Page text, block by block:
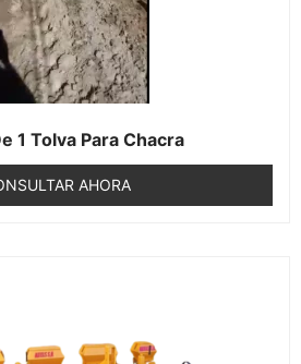
1 Tolva Para Chacra
AHORA